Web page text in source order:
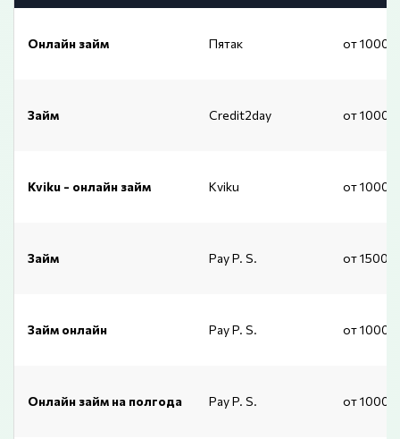
Онлайн займ Пятак от 1000
Займ Credit2day от 1000
Kviku - онлайн займ Kviku от 1000
Займ Pay P. S. от
Займ онлайн Pay P. S. от 1000
Онлайн займ на полгода Pay P. S. от 1000